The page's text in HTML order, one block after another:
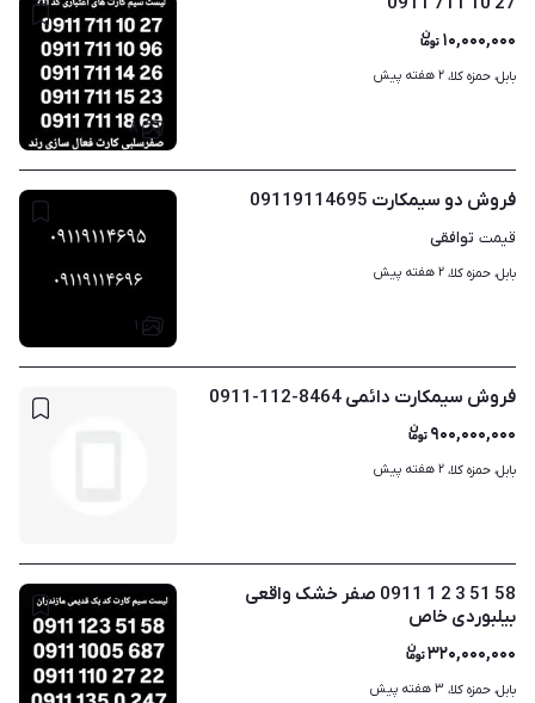
۸
۱۰,۰۰۰,۰۰۰
بابل، حمزه کلا، ۲ هفته پیش
۱
فروش دو سیمکارت 09119114695
قیمت توافقی
بابل، حمزه کلا، ۲ هفته پیش
فروش سیمکارت دائمی 8464-112-0911
۹۰۰,۰۰۰,۰۰۰
بابل، حمزه کلا، ۲ هفته پیش
58 51 3 2 1 0911 صفر خشک واقعی
بیلبوردی خاص
۳۲۰,۰۰۰,۰۰۰
بابل، حمزه کلا، ۳ هفته پیش